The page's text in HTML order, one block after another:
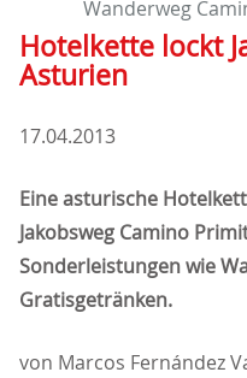
Wanderweg
Hotelkette lockt
Asturien
17.04.2013
Eine asturische
Jakobsweg Camino
Sonderleistungen wie
Gratisgetränken.
von Marcos Fernández